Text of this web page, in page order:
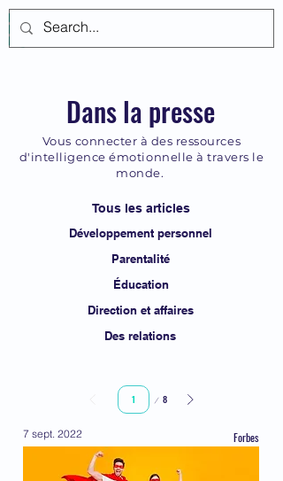
Dans la presse
Vous connecter à des ressources
d'intelligence émotionnelle à travers le
monde.
Tous les articles
Développement personnel
Parentalité
Éducation
Direction et affaires
Des relations
8
Page
7 sept. 2022 Forbes